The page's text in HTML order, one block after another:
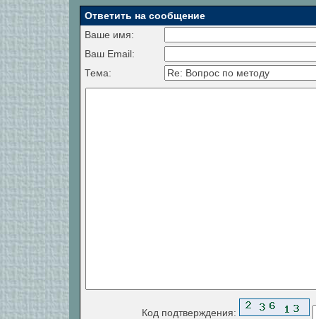
Ответить на сообщение
Ваше имя:
Ваш Email:
Тема:
Код подтверждения: